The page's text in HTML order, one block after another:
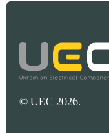
© UEC 2026.